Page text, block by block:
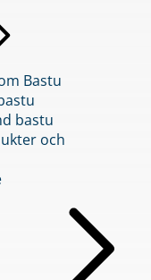
Bastu
bastu
och